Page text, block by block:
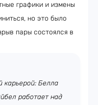
графики и измены
но это было
пары состоялся в
карьерой: Белла
работает над